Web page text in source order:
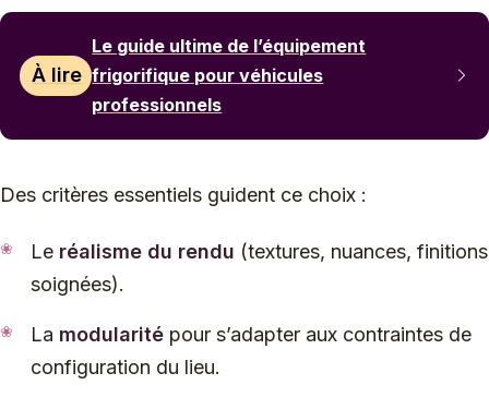
À lire
Le guide ultime de l’équipement
frigorifique pour véhicules
professionnels
Des critères essentiels guident ce choix :
Le réalisme du rendu (textures, nuances, finitions
soignées).
La modularité pour s’adapter aux contraintes de
configuration du lieu.